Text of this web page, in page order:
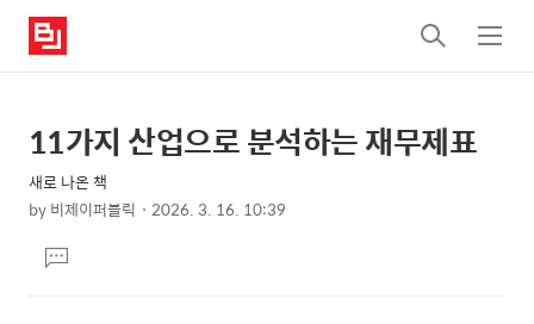
검
색
메
뉴
상
세
컨
텐
츠
본
문
제
목
11가지 산업으로 분석하는 재무제표
새로 나온 책
by비제이퍼블릭 2026. 3. 16. 10:39
문댓
글